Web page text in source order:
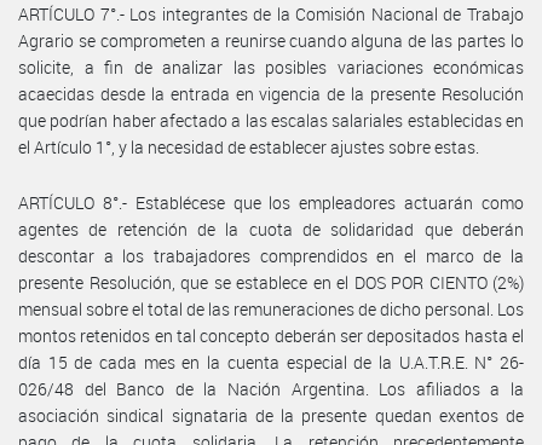
ARTÍCULO 7°.- Los integrantes de la Comisión Nacional de Trabajo
Agrario se comprometen a reunirse cuando alguna de las partes lo
solicite, a fin de analizar las posibles variaciones económicas
acaecidas desde la entrada en vigencia de la presente Resolución
que podrían haber afectado a las escalas salariales establecidas en
el Artículo 1°, y la necesidad de establecer ajustes sobre estas.
ARTÍCULO 8°.- Establécese que los empleadores actuarán como
agentes de retención de la cuota de solidaridad que deberán
descontar a los trabajadores comprendidos en el marco de la
presente Resolución, que se establece en el DOS POR CIENTO (2%)
mensual sobre el total de las remuneraciones de dicho personal. Los
montos retenidos en tal concepto deberán ser depositados hasta el
día 15 de cada mes en la cuenta especial de la U.A.T.R.E. N° 26-
026/48 del Banco de la Nación Argentina. Los afiliados a la
asociación sindical signataria de la presente quedan exentos de